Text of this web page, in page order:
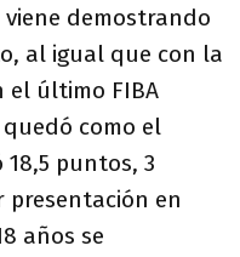
demostrando
al igual que con la
el último FIBA
como el
puntos, 3
presentación en
años se